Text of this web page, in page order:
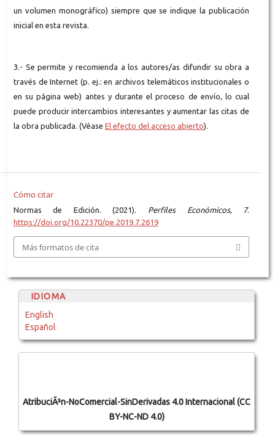
un volumen monográfico) siempre que se indique la publicación
inicial en esta revista.
3.- Se permite y recomienda a los autores/as difundir su obra a
través de Internet (p. ej.: en archivos telemáticos institucionales o
en su página web) antes y durante el proceso de envío, lo cual
puede producir intercambios interesantes y aumentar las citas de
la obra publicada. (Véase El efecto del acceso abierto).
Cómo citar
Normas de Edición. (2021). Perfiles Económicos, 7.
https://doi.org/10.22370/pe.2019.7.2619
Más formatos de cita
IDIOMA
English
Español
AtribuciÃ³n-NoComercial-SinDerivadas 4.0 Internacional (CC
BY-NC-ND 4.0)